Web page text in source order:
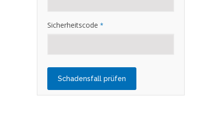
Sicherheitscode *
Schadensfall prüfen